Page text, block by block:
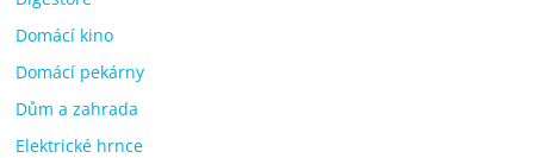
Domácí kino
Domácí pekárny
Dům a zahrada
Elektrické hrnce